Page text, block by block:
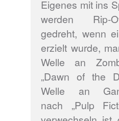
Eigenes mit ins
werden Rip-
gedreht, wenn
erzielt wurde,
Welle an
„Dawn of the
Welle an
nach „Pulp